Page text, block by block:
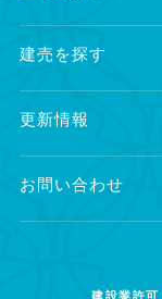
建売を探す
更新情報
お問い合わせ
建設業許